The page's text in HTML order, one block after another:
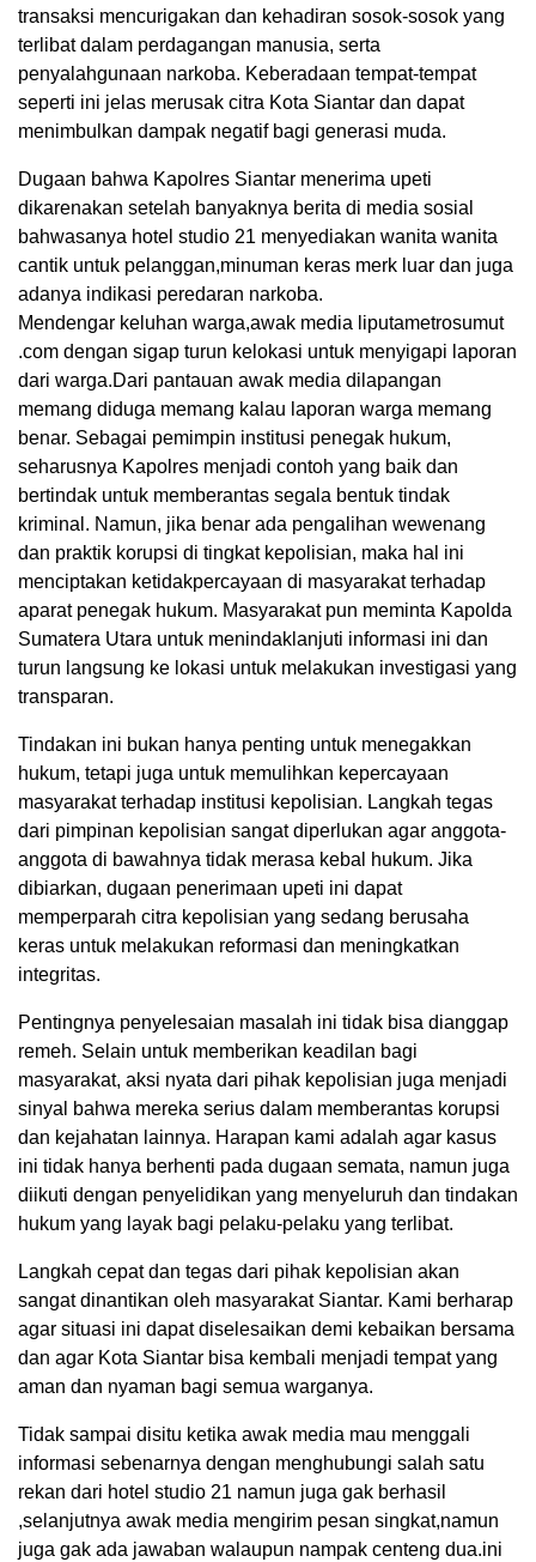
transaksi mencurigakan dan kehadiran sosok-sosok yang
terlibat dalam perdagangan manusia, serta
penyalahgunaan narkoba. Keberadaan tempat-tempat
seperti ini jelas merusak citra Kota Siantar dan dapat
menimbulkan dampak negatif bagi generasi muda.
Dugaan bahwa Kapolres Siantar menerima upeti
dikarenakan setelah banyaknya berita di media sosial
bahwasanya hotel studio 21 menyediakan wanita wanita
cantik untuk pelanggan,minuman keras merk luar dan juga
adanya indikasi peredaran narkoba.
Mendengar keluhan warga,awak media liputametrosumut
.com dengan sigap turun kelokasi untuk menyigapi laporan
dari warga.Dari pantauan awak media dilapangan
memang diduga memang kalau laporan warga memang
benar. Sebagai pemimpin institusi penegak hukum,
seharusnya Kapolres menjadi contoh yang baik dan
bertindak untuk memberantas segala bentuk tindak
kriminal. Namun, jika benar ada pengalihan wewenang
dan praktik korupsi di tingkat kepolisian, maka hal ini
menciptakan ketidakpercayaan di masyarakat terhadap
aparat penegak hukum. Masyarakat pun meminta Kapolda
Sumatera Utara untuk menindaklanjuti informasi ini dan
turun langsung ke lokasi untuk melakukan investigasi yang
transparan.
Tindakan ini bukan hanya penting untuk menegakkan
hukum, tetapi juga untuk memulihkan kepercayaan
masyarakat terhadap institusi kepolisian. Langkah tegas
dari pimpinan kepolisian sangat diperlukan agar anggota-
anggota di bawahnya tidak merasa kebal hukum. Jika
dibiarkan, dugaan penerimaan upeti ini dapat
memperparah citra kepolisian yang sedang berusaha
keras untuk melakukan reformasi dan meningkatkan
integritas.
Pentingnya penyelesaian masalah ini tidak bisa dianggap
remeh. Selain untuk memberikan keadilan bagi
masyarakat, aksi nyata dari pihak kepolisian juga menjadi
sinyal bahwa mereka serius dalam memberantas korupsi
dan kejahatan lainnya. Harapan kami adalah agar kasus
ini tidak hanya berhenti pada dugaan semata, namun juga
diikuti dengan penyelidikan yang menyeluruh dan tindakan
hukum yang layak bagi pelaku-pelaku yang terlibat.
Langkah cepat dan tegas dari pihak kepolisian akan
sangat dinantikan oleh masyarakat Siantar. Kami berharap
agar situasi ini dapat diselesaikan demi kebaikan bersama
dan agar Kota Siantar bisa kembali menjadi tempat yang
aman dan nyaman bagi semua warganya.
Tidak sampai disitu ketika awak media mau menggali
informasi sebenarnya dengan menghubungi salah satu
rekan dari hotel studio 21 namun juga gak berhasil
,selanjutnya awak media mengirim pesan singkat,namun
juga gak ada jawaban walaupun nampak centeng dua.ini